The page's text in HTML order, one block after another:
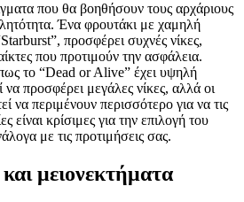
που θα βοηθήσουν τους αρχάριους
Ένα φρουτάκι με χαμηλή
προσφέρει συχνές νίκες,
που προτιμούν την ασφάλεια.
το “Dead or Alive” έχει υψηλή
να προσφέρει μεγάλες νίκες, αλλά οι
να περιμένουν περισσότερο για να τις
είναι κρίσιμες για την επιλογή του
με τις προτιμήσεις σας.
μειονεκτήματα